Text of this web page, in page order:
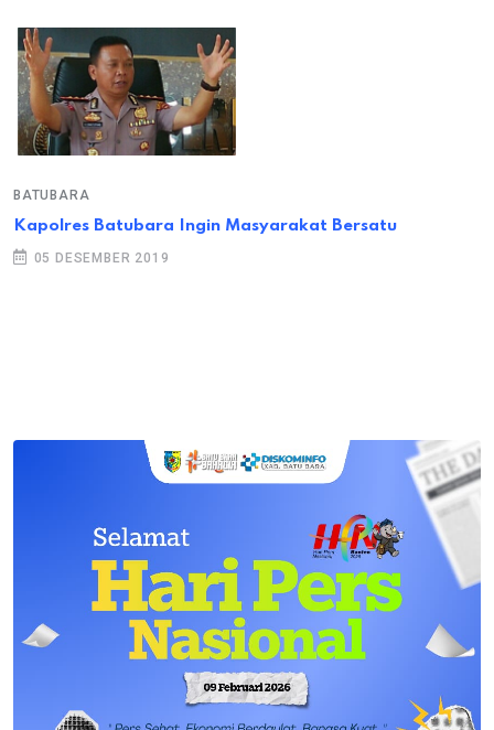
BATUBARA
Kapolres Batubara Ingin Masyarakat Bersatu
05 DESEMBER 2019